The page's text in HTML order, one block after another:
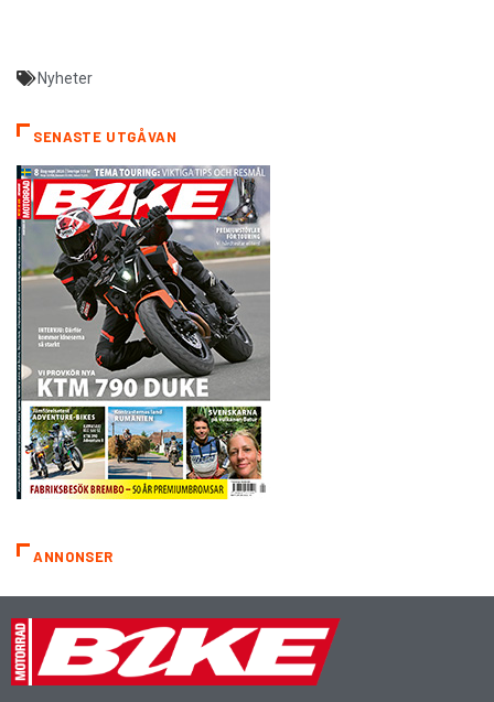
Nyheter
SENASTE UTGÅVAN
ANNONSER